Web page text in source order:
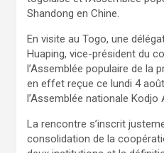
Shandong en Chine.
En visite au Togo, une
Huaping, vice-président du
l’Assemblée populaire de la
en effet reçue ce lundi 4
l’Assemblée nationale Kodjo
La rencontre s’inscrit
consolidation de la